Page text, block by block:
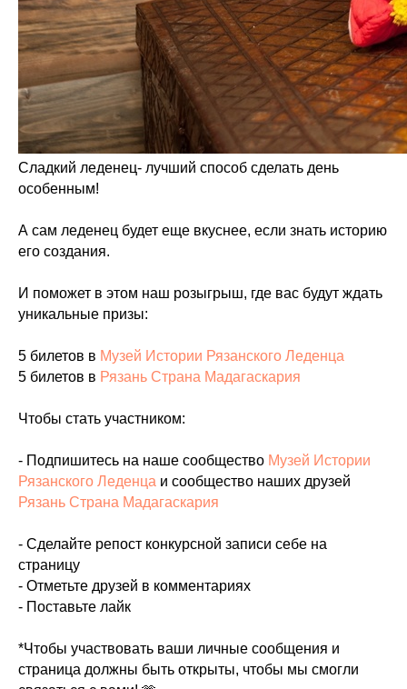
Сладкий леденец- лучший способ сделать день
особенным!
А сам леденец будет еще вкуснее, если знать историю
его создания.
И поможет в этом наш розыгрыш, где вас будут ждать
уникальные призы:
5 билетов в Музей Истории Рязанского Леденца
5 билетов в Рязань Страна Мадагаскария
Чтобы стать участником:
- Подпишитесь на наше сообщество Музей Истории
Рязанского Леденца и сообщество наших друзей
Рязань Страна Мадагаскария
- Сделайте репост конкурсной записи себе на
страницу
- Отметьте друзей в комментариях
- Поставьте лайк
*Чтобы участвовать ваши личные сообщения и
страница должны быть открыты, чтобы мы смогли